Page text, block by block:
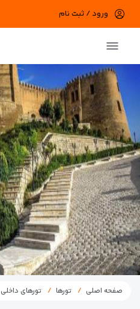
ورود / ثبت نام
صفحه اصلی تورها تورهای داخلی